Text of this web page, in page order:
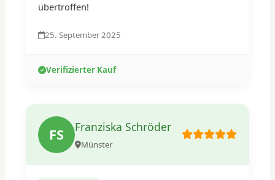
übertroffen!
25. September 2025
Verifizierter Kauf
FS Franziska Schröder
Münster